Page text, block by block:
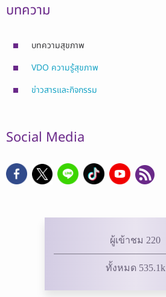
บทความ
บทความสุขภาพ
VDO ความรู้สุขภาพ
ข่าวสารและกิจกรรม
Social Media
ผู้เข้าชม 220
ทั้งหมด 535.1k